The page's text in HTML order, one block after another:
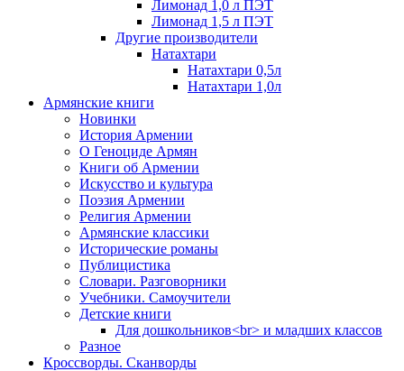
Лимонад 1,0 л ПЭТ
Лимонад 1,5 л ПЭТ
Другие производители
Натахтари
Натахтари 0,5л
Натахтари 1,0л
Армянские книги
Новинки
История Армении
О Геноциде Армян
Книги об Армении
Иcкусство и культура
Поэзия Армении
Религия Армении
Армянские классики
Исторические романы
Публицистика
Словари. Разговорники
Учебники. Самоучители
Детские книги
Для дошкольников<br> и младших классов
Разное
Кроссворды. Сканворды